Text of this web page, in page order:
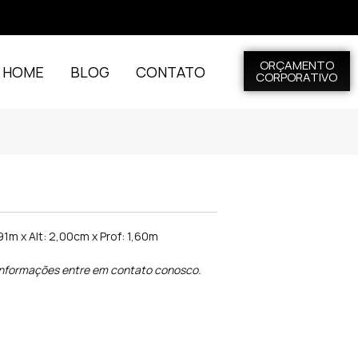
BLOG CONTATO ORÇAMENTO
CORPORATIVO
x Alt: 2,00cm x Prof: 1,60m
entre em contato conosco.